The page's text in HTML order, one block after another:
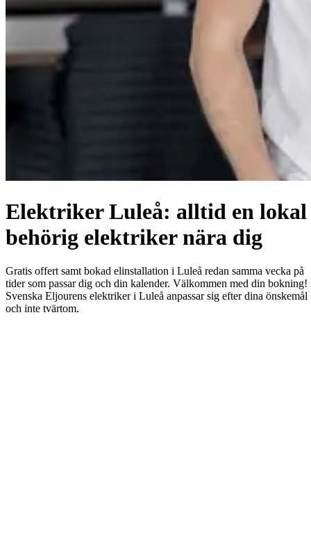
Elektriker Luleå: alltid en lokal
behörig elektriker nära dig
Gratis offert samt bokad elinstallation i Luleå redan samma vecka på
tider som passar dig och din kalender. Välkommen med din bokning!
Svenska Eljourens elektriker i Luleå anpassar sig efter dina önskemål
och inte tvärtom.